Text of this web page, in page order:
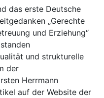
das erste Deutsche
„Gerechte
und Erziehung“
und strukturelle
der
Herrmann
auf der Website der